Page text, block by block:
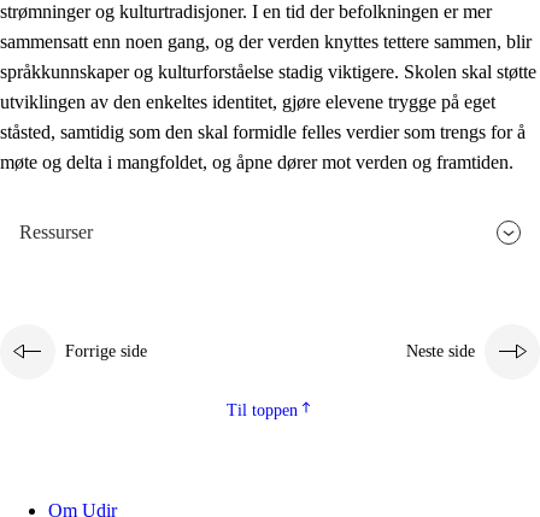
strømninger og kulturtradisjoner. I en tid der befolkningen er mer
sammensatt enn noen gang, og der verden knyttes tettere sammen, blir
språkkunnskaper og kulturforståelse stadig viktigere. Skolen skal støtte
utviklingen av den enkeltes identitet, gjøre elevene trygge på eget
ståsted, samtidig som den skal formidle felles verdier som trengs for å
møte og delta i mangfoldet, og åpne dører mot verden og framtiden.
Ressurser
Forrige side Neste side
Til toppen
Om Udir